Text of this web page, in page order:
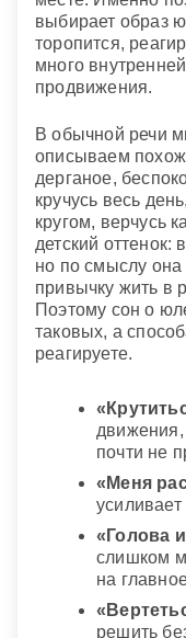
выбирает образ
торопится,
много
продвижения.
В обычной речи
описываем
дерганое,
кручусь весь
кругом, верчусь
детский
но по смыслу она
привычку жить в
Поэтому сон о
таковых, а
реагируете.
почти не
«Меня
«Голова
слишком
на
решить